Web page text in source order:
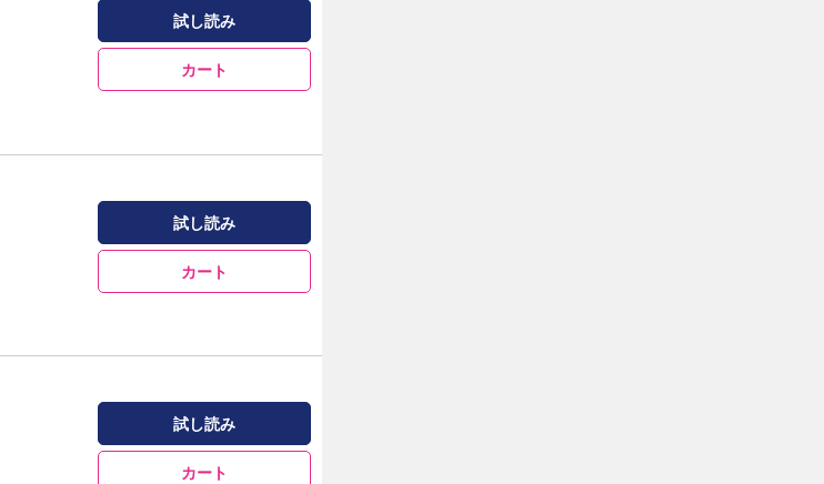
試し読み
カート
試し読み
カート
試し読み
カート